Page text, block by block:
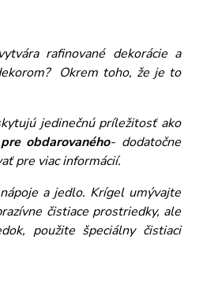
rafinované dekorácie a
Okrem toho, že je to
jedinečnú príležitosť ako
obdarovaného- dodatočne
pre viac informácií.
a jedlo. Krígel umývajte
čistiace prostriedky, ale
použite špeciálny čistiaci